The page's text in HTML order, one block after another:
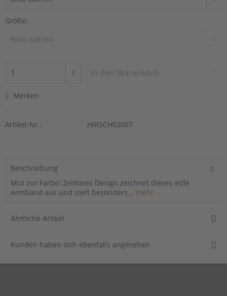
Größe:
In den Warenkorb
Merken
Artikel-Nr.: HIRSCH02007
Beschreibung
Mut zur Farbe! Zeitloses Design zeichnet dieses edle
Armband aus und ziert besonders... mehr
Ähnliche Artikel
Kunden haben sich ebenfalls angesehen